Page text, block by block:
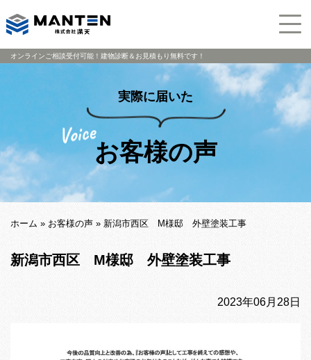
オンラインご相談受付可能！建物診断＆お見積もり無料です！
実際に届いた
お客様の声
ホーム » お客様の声 » 新潟市西区 M様邸 外壁塗装工事
新潟市西区 M様邸 外壁塗装工事
2023年06月28日